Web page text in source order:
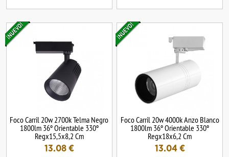
Foco Carril 20w 2700k Telma Negro
1800lm 36º Orientable 330º
Regx15,5x8,2 Cm
13.08€
Foco Carril 20w 4000k Anzo Blanco
1800lm 36º Orientable 330º
Regx18x6,2 Cm
13.04€